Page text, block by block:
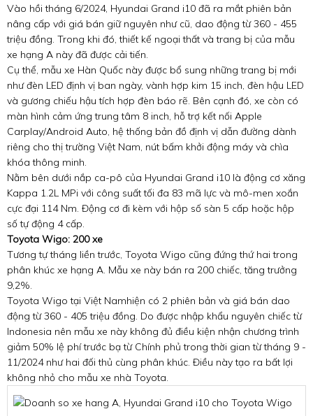
Vào hồi tháng 6/2024, Hyundai Grand i10 đã ra mắt phiên bản
nâng cấp với giá bán giữ nguyên như cũ, dao động từ 360 - 455
triệu đồng. Trong khi đó, thiết kế ngoại thất và trang bị của mẫu
xe hạng A này đã được cải tiến.
Cụ thể, mẫu xe Hàn Quốc này được bổ sung những trang bị mới
như đèn LED định vị ban ngày, vành hợp kim 15 inch, đèn hậu LED
và gương chiếu hậu tích hợp đèn báo rẽ. Bên cạnh đó, xe còn có
màn hình cảm ứng trung tâm 8 inch, hỗ trợ kết nối Apple
Carplay/Android Auto, hệ thống bản đồ định vị dẫn đường dành
riêng cho thị trường Việt Nam, nút bấm khởi động máy và chìa
khóa thông minh.
Nằm bên dưới nắp ca-pô của Hyundai Grand i10 là động cơ xăng
Kappa 1.2L MPi với công suất tối đa 83 mã lực và mô-men xoắn
cực đại 114 Nm. Động cơ đi kèm với hộp số sàn 5 cấp hoặc hộp
số tự động 4 cấp.
Toyota Wigo: 200 xe
Tương tự tháng liền trước, Toyota Wigo cũng đứng thứ hai trong
phân khúc xe hạng A. Mẫu xe này bán ra 200 chiếc, tăng trưởng
9,2%.
Toyota Wigo tại Việt Namhiện có 2 phiên bản và giá bán dao
động từ 360 - 405 triệu đồng. Do được nhập khẩu nguyên chiếc từ
Indonesia nên mẫu xe này không đủ điều kiện nhận chương trình
giảm 50% lệ phí trước bạ từ Chính phủ trong thời gian từ tháng 9 -
11/2024 như hai đối thủ cùng phân khúc. Điều này tạo ra bất lợi
không nhỏ cho mẫu xe nhà Toyota.